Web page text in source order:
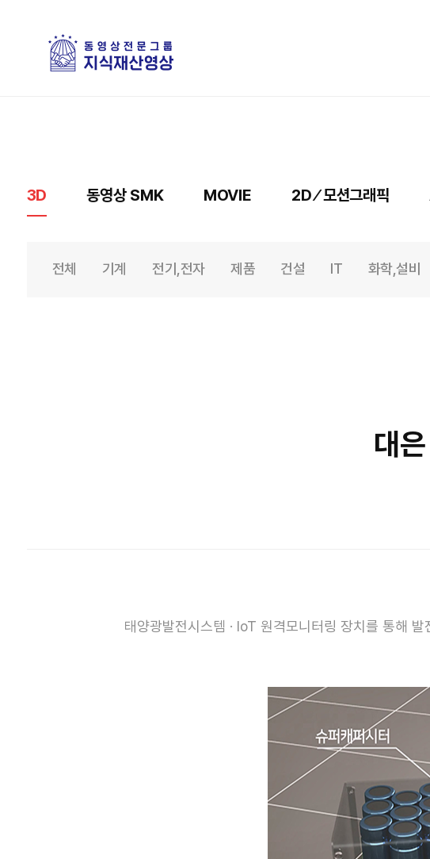
3D 동영상 SMK MOVIE 2D ⁄ 모션그래픽
전체 기계 전기,전자 제품 건설 IT 화학,설비
대
태양광발전시스템 · IoT 원격모니터링 장치를 통해